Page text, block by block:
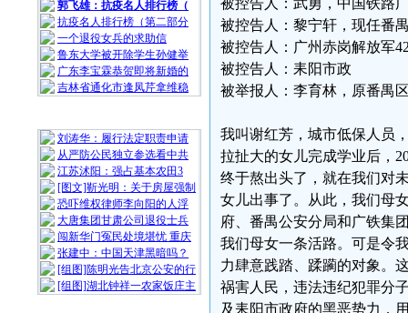
郭飞雄：抗疫名人排行榜（
抗疫名人排行榜（第二部分
一个退役女兵的求助信
鲁东大学被开除学生孙健举
广东李宝霖恭贺即将新婚的
吉林省通化市逢凤芹拿维稳
刘涛华：履行法定职责申请
从严防公民独立参选看中共
江苏沭阳：强占基本农田3
[图文]靳光明：关于房屋强制
恐吓维权律师李向阳的人浮
大唐集团甘肃公司退役士兵
闯新华门冤民处境堪忧 重庆
张建中：中国天津黑暗吗？
[组图]陈明光告北京公安的行
[组图]湖北钟祥一农家饭庄主
被控告人：武勇，中国铁路
被控告人：黎宁轩，现任番
被控告人：广州赤岗解放军
被控告人：耒阳市政
被举报人：李育林，原番禺
我叫谢红芳，城市低保人员
拉扯大的女儿完成学业后，
终于熬出头了，就在我们对
女儿出事了。从此，我们母
府、番禺公安分局和广铁集
我们母女一条活路。可是令
力肆意践踏、蹂躏的对象。
祸害人民，违法违纪犯罪分
及耒阳市政府的黑恶势力，